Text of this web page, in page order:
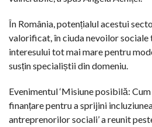
În România, potențialul acestui
valorificat, în ciuda nevoilor sociale
interesului tot mai mare pentru
susțin specialiștii din domeniu.
Evenimentul ‘Misiune posibilă:
finanțare pentru a sprijini
antreprenorilor sociali’ a reunit